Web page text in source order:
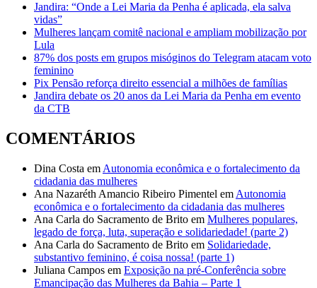
Jandira: “Onde a Lei Maria da Penha é aplicada, ela salva
vidas”
Mulheres lançam comitê nacional e ampliam mobilização por
Lula
87% dos posts em grupos misóginos do Telegram atacam voto
feminino
Pix Pensão reforça direito essencial a milhões de famílias
Jandira debate os 20 anos da Lei Maria da Penha em evento
da CTB
COMENTÁRIOS
Dina Costa em Autonomia econômica e o fortalecimento da
cidadania das mulheres
Ana Nazaréth Amancio Ribeiro Pimentel em Autonomia
econômica e o fortalecimento da cidadania das mulheres
Ana Carla do Sacramento de Brito em Mulheres populares,
legado de força, luta, superação e solidariedade! (parte 2)
Ana Carla do Sacramento de Brito em Solidariedade,
substantivo feminino, é coisa nossa! (parte 1)
Juliana Campos em Exposição na pré-Conferência sobre
Emancipação das Mulheres da Bahia – Parte 1